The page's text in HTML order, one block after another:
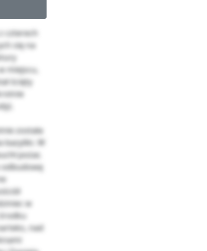
czterech
się na
miejscu,
ścięty
została
bazyliki. W
pożar,
odbudowę
w
nad